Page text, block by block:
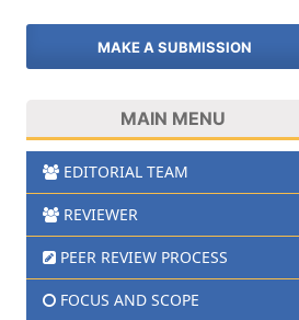
MAKE A SUBMISSION
MAIN MENU
EDITORIAL TEAM
REVIEWER
PEER REVIEW PROCESS
FOCUS AND SCOPE